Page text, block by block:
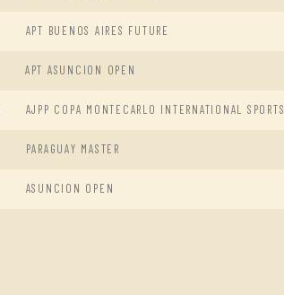
APT BUENOS AIRES FUTURE
APT ASUNCION OPEN
AJPP COPA MONTECARLO INTERNATIONAL SPORTS
PARAGUAY MASTER
ASUNCION OPEN